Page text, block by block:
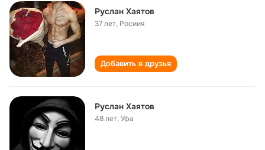
Руслан Хаятов
37 лет, Росиия
Добавить в друзья
Руслан Хаятов
48 лет,Уфа